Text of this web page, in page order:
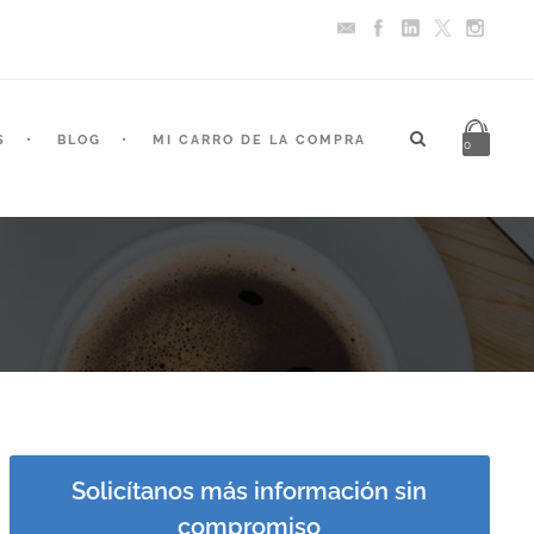
BLOG MI CARRO DE LA COMPRA 0
Solicítanos más información sin
compromiso